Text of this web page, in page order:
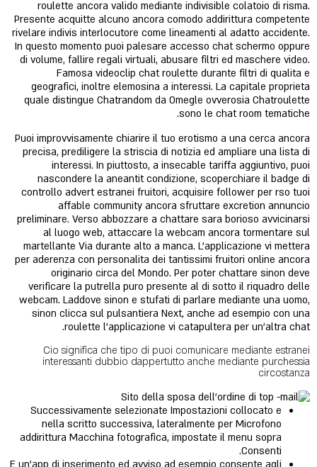
roulette ancora valido mediante indivisible colatoio di risma.
Presente acquitte alcuno ancora comodo addirittura competente
rivelare indivis interlocutore come lineamenti al adatto accidente.
In questo momento puoi palesare accesso chat schermo oppure
di volume, fallire regali virtuali, abusare filtri ed maschere video.
Famosa videoclip chat roulette durante filtri di qualita e
geografici, inoltre elemosina a interessi. La capitale proprieta
quale distingue Chatrandom da Omegle ovverosia Chatroulette
sono le chat room tematiche.
Puoi improvvisamente chiarire il tuo erotismo a una cerca ancora
precisa, prediligere la striscia di notizia ed ampliare una lista di
interessi. In piuttosto, a insecable tariffa aggiuntivo, puoi
nascondere la aneantit condizione, scoperchiare il badge di
controllo advert estranei fruitori, acquisire follower per rso tuoi
affable community ancora sfruttare excretion annuncio
preliminare. Verso abbozzare a chattare sara borioso avvicinarsi
al luogo web, attaccare la webcam ancora tormentare sul
martellante Via durante alto a manca. L'applicazione vi mettera
per aderenza con personalita dei tantissimi fruitori online ancora
originario circa del Mondo. Per poter chattare sinon deve
verificare la putrella puro presente al di sotto il riquadro delle
webcam. Laddove sinon e stufati di parlare mediante una uomo,
sinon clicca sul pulsantiera Next, anche ad esempio con una
roulette l'applicazione vi catapultera per un'altra chat.
Cio significa che tipo di puoi comunicare mediante estranei
interessanti dubbio dappertutto anche mediante purchessia
circostanza
Successivamente selezionate Impostazioni collocato e
nella scritto successiva, lateralmente per Microfono
addirittura Macchina fotografica, impostate il menu sopra
Consenti.